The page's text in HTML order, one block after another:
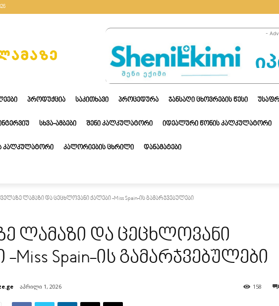
-
ᲞᲠᲝᲓᲣᲥᲪᲘᲐ ᲡᲐᲙᲘᲗᲮᲐᲕᲘ ᲞᲠᲝᲪᲔᲓᲣᲠᲐ ᲯᲐᲜᲡᲐᲦᲘ ᲪᲮᲝᲕᲠᲔᲑᲘᲡ ᲬᲔᲡᲘ
ᲡᲮᲕᲐ-ᲐᲛᲑᲔᲑᲘ ᲨᲔᲜᲘ ᲙᲐᲚᲙᲣᲚᲐᲢᲝᲠᲘ ᲘᲓᲔᲐᲚᲣᲠᲘ ᲬᲝᲜᲘᲡ ᲙᲐᲚᲙᲣᲚᲐᲢᲝᲠᲘ
ᲙᲐᲚᲙᲣᲚᲐᲢᲝᲠᲘ ᲙᲐᲚᲝᲠᲘᲔᲑᲘᲡ ᲪᲮᲠᲘᲚᲘ ᲓᲐᲜᲐᲛᲐᲢᲔᲑᲘ
ლამაზი და ცეცხლოვანი ქალები -Miss Spain-ის გამარჯვებულები
ლამაზი და ცეცხლოვანი
Miss Spain-ის გამარჯვებულები
აპრილი 1, 2026 158